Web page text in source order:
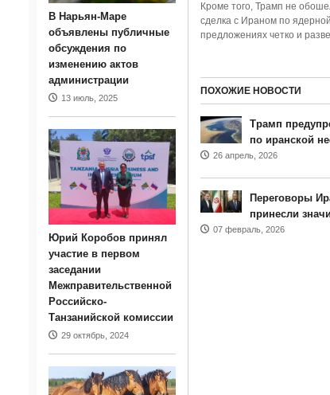
Кроме того, Трамп не
сделка с Ираном по
предложениях четко и
ПОХОЖИЕ НОВОСТИ
Трамп
по иранской
26 апрель, 2026
Переговоры
принесли
07 февраль, 2026
В Нарьян-Маре
объявлены публичные
обсуждения по
изменению актов
администрации
13 июль, 2025
Юрий Коробов принял
участие в первом
заседании
Межправительственной
Российско-
Танзанийской комиссии
29 октябрь, 2024